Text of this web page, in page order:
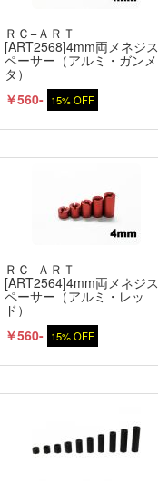
ＲＣ−ＡＲＴ
[ART2568]4mm両メネジス
ペーサー（アルミ・ガンメ
タ）
￥560- 15% OFF
ＲＣ−ＡＲＴ
[ART2564]4mm両メネジス
ペーサー（アルミ・レッ
ド）
￥560- 15% OFF